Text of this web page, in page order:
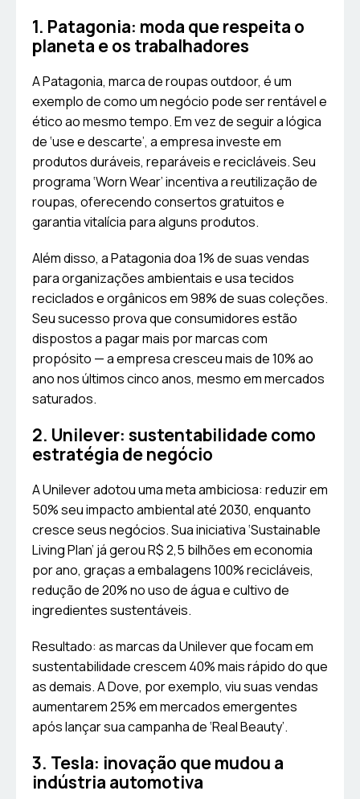
1. Patagonia: moda que respeita o
planeta e os trabalhadores
A Patagonia, marca de roupas outdoor, é um
exemplo de como um negócio pode ser rentável e
ético ao mesmo tempo. Em vez de seguir a lógica
de ‘use e descarte’, a empresa investe em
produtos duráveis, reparáveis e recicláveis. Seu
programa ‘Worn Wear’ incentiva a reutilização de
roupas, oferecendo consertos gratuitos e
garantia vitalícia para alguns produtos.
Além disso, a Patagonia doa 1% de suas vendas
para organizações ambientais e usa tecidos
reciclados e orgânicos em 98% de suas coleções.
Seu sucesso prova que consumidores estão
dispostos a pagar mais por marcas com
propósito — a empresa cresceu mais de 10% ao
ano nos últimos cinco anos, mesmo em mercados
saturados.
2. Unilever: sustentabilidade como
estratégia de negócio
A Unilever adotou uma meta ambiciosa: reduzir em
50% seu impacto ambiental até 2030, enquanto
cresce seus negócios. Sua iniciativa ‘Sustainable
Living Plan’ já gerou R$ 2,5 bilhões em economia
por ano, graças a embalagens 100% recicláveis,
redução de 20% no uso de água e cultivo de
ingredientes sustentáveis.
Resultado: as marcas da Unilever que focam em
sustentabilidade crescem 40% mais rápido do que
as demais. A Dove, por exemplo, viu suas vendas
aumentarem 25% em mercados emergentes
após lançar sua campanha de ‘Real Beauty’.
3. Tesla: inovação que mudou a
indústria automotiva